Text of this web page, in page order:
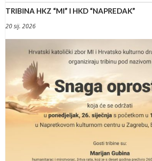
TRIBINA HKZ “MI” I HKD “NAPREDAK”
20 sij. 2026